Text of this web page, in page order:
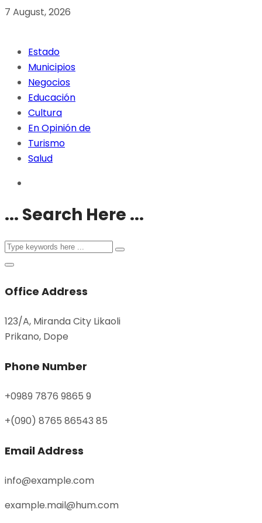
7 August, 2026
Estado
Municipios
Negocios
Educación
Cultura
En Opinión de
Turismo
Salud
... Search Here ...
Office Address
123/A, Miranda City Likaoli
Prikano, Dope
Phone Number
+0989 7876 9865 9
+(090) 8765 86543 85
Email Address
info@example.com
example.mail@hum.com